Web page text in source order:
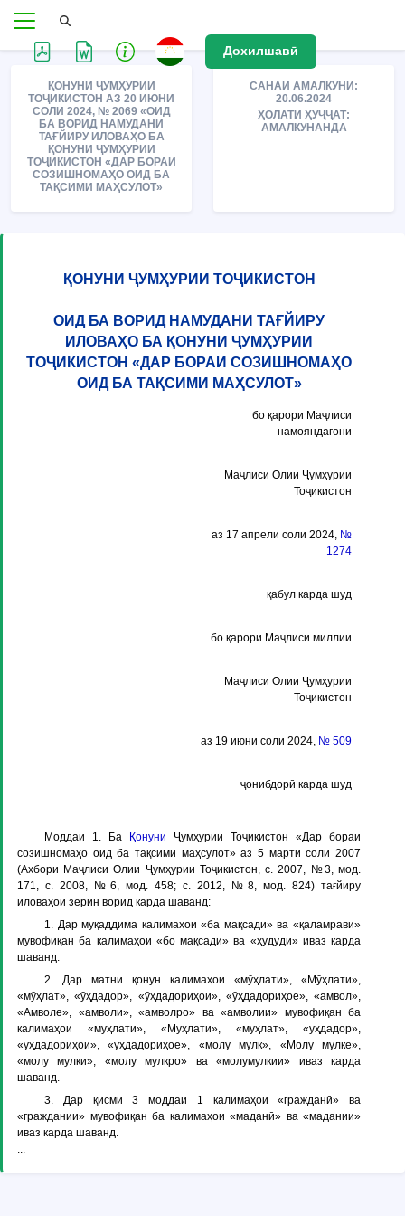
Дохилшавӣ
ҚОНУНИ ҶУМҲУРИИ
ТОҶИКИСТОН АЗ 20 ИЮНИ
СОЛИ 2024, № 2069 «ОИД
БА ВОРИД НАМУДАНИ
ТАҒЙИРУ ИЛОВАҲО БА
ҚОНУНИ ҶУМҲУРИИ
ТОҶИКИСТОН «ДАР БОРАИ
СОЗИШНОМАҲО ОИД БА
ТАҚСИМИ МАҲСУЛОТ»
САНАИ АМАЛКУНИ:
20.06.2024
ҲОЛАТИ ҲУҶҶАТ:
АМАЛКУНАНДА
ҚОНУНИ ҶУМҲУРИИ ТОҶИКИСТОН
ОИД БА ВОРИД НАМУДАНИ ТАҒЙИРУ
ИЛОВАҲО БА ҚОНУНИ ҶУМҲУРИИ
ТОҶИКИСТОН «ДАР БОРАИ СОЗИШНОМАҲО
ОИД БА ТАҚСИМИ МАҲСУЛОТ»
бо қарори Маҷлиси
намояндагони
Маҷлиси Олии Ҷумҳурии
Тоҷикистон
аз 17 апрели соли 2024, №
1274
қабул карда шуд
бо қарори Маҷлиси миллии
Маҷлиси Олии Ҷумҳурии
Тоҷикистон
аз 19 июни соли 2024, № 509
ҷонибдорӣ карда шуд
Моддаи 1. Ба Қонуни Ҷумҳурии Тоҷикистон «Дар бораи
созишномаҳо оид ба тақсими маҳсулот» аз 5 марти соли 2007
(Ахбори Маҷлиси Олии Ҷумҳурии Тоҷикистон, с. 2007, №3, мод.
171, с. 2008, №6, мод. 458; с. 2012, №8, мод. 824) тағйиру
иловаҳои зерин ворид карда шаванд:
1. Дар муқаддима калимаҳои «ба мақсади» ва «қаламрави»
мувофиқан ба калимаҳои «бо мақсади» ва «ҳудуди» иваз карда
шаванд.
2. Дар матни қонун калимаҳои «мӯҳлати», «Мӯҳлати»,
«мӯҳлат», «ӯҳдадор», «ӯҳдадориҳои», «ӯҳдадориҳое», «амвол»,
«Амволе», «амволи», «амволро» ва «амволии» мувофиқан ба
калимаҳои «муҳлати», «Муҳлати», «муҳлат», «уҳдадор»,
«уҳдадориҳои», «уҳдадориҳое», «молу мулк», «Молу мулке»,
«молу мулки», «молу мулкро» ва «молумулкии» иваз карда
шаванд.
3. Дар қисми 3 моддаи 1 калимаҳои «гражданӣ» ва
«граждании» мувофиқан ба калимаҳои «маданӣ» ва «мадании»
иваз карда шаванд.
...